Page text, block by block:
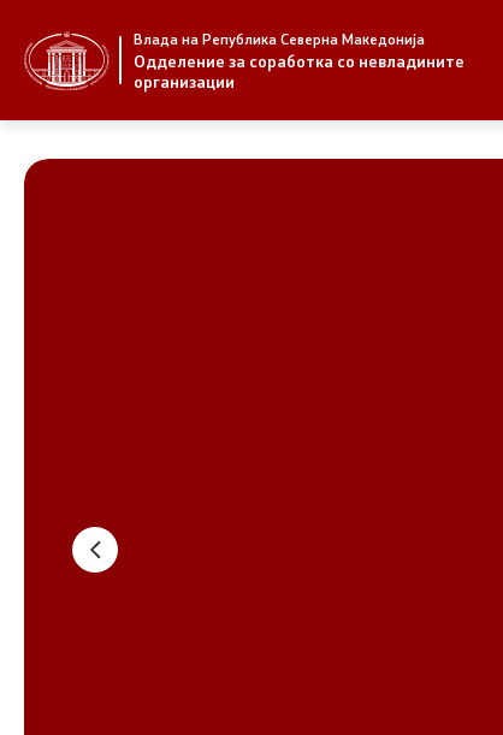
Влада на Република Северна Македонија
Одделение за соработка со невладините
организации
За нас
Регистар